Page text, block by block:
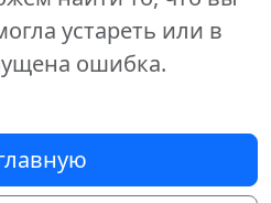
устареть или в
ошибка.